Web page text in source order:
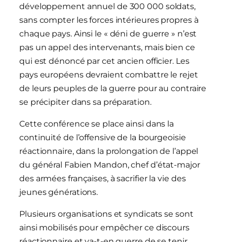
développement annuel de 300 000 soldats,
sans compter les forces intérieures propres à
chaque pays. Ainsi le « déni de guerre » n’est
pas un appel des intervenants, mais bien ce
qui est dénoncé par cet ancien officier. Les
pays européens devraient combattre le rejet
de leurs peuples de la guerre pour au contraire
se précipiter dans sa préparation.
Cette conférence se place ainsi dans la
continuité de l’offensive de la bourgeoisie
réactionnaire, dans la prolongation de l’appel
du général Fabien Mandon, chef d’état-major
des armées françaises, à sacrifier la vie des
jeunes générations.
Plusieurs organisations et syndicats se sont
ainsi mobilisés pour empêcher ce discours